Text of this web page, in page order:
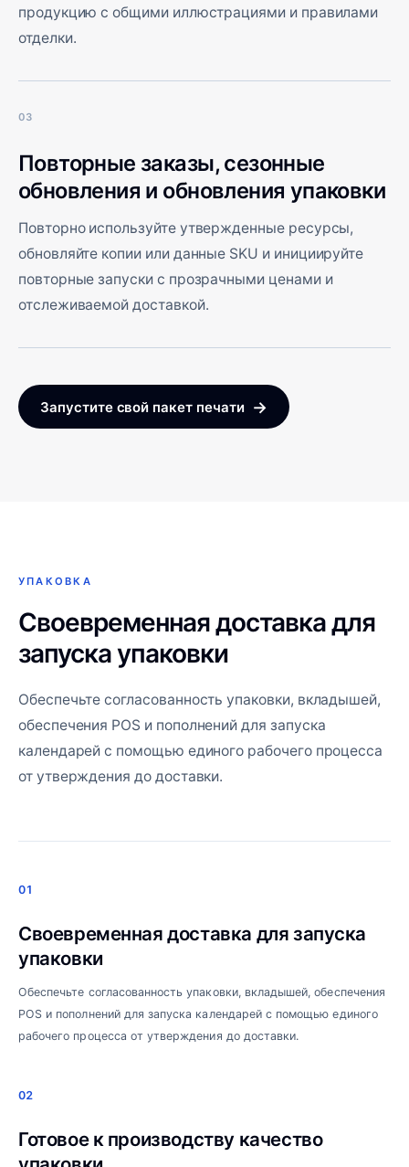
продукцию с общими иллюстрациями и правилами
отделки.
03
Повторные заказы, сезонные
обновления и обновления упаковки
Повторно используйте утвержденные ресурсы,
обновляйте копии или данные SKU и инициируйте
повторные запуски с прозрачными ценами и
отслеживаемой доставкой.
Запустите свой пакет печати →
УПАКОВКА
Своевременная доставка для
запуска упаковки
Обеспечьте согласованность упаковки, вкладышей,
обеспечения POS и пополнений для запуска
календарей с помощью единого рабочего процесса
от утверждения до доставки.
01
Своевременная доставка для запуска
упаковки
Обеспечьте согласованность упаковки, вкладышей, обеспечения
POS и пополнений для запуска календарей с помощью единого
рабочего процесса от утверждения до доставки.
02
Готовое к производству качество